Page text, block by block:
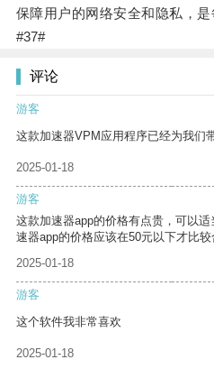
保障用户的网络安全和隐私，是
#37#
评论
游客
这款加速器VPM应用程序已经为我们
2025-01-18
游客
这款加速器app的价格有点贵，可以
速器app的价格应该在50元以下才比较
2025-01-18
游客
这个软件我非常喜欢
2025-01-18